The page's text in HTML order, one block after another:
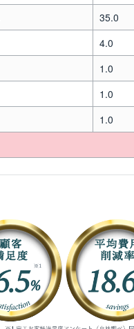
35.0
4.0
1.0
1.0
1.0